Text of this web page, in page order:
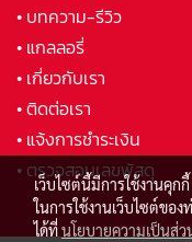
• บทความ-รีวิว
• แกลลอรี่
• เกี่ยวกับเรา
• ติดต่อเรา
• แจ้งการชำระเงิน
• ตรวจสอบเลขพัสดุ
เว็บไซต์นี้มีการใช้งานคุ
ในการใช้งานเว็บไซต์ขอ
ได้ที่นโยบายความเป็นส่